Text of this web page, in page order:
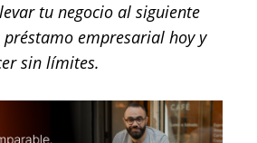
tu negocio al siguiente
empresarial hoy y
sin límites.